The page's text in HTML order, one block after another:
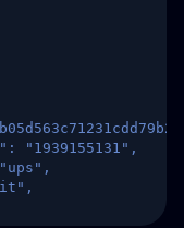
"1939155131",